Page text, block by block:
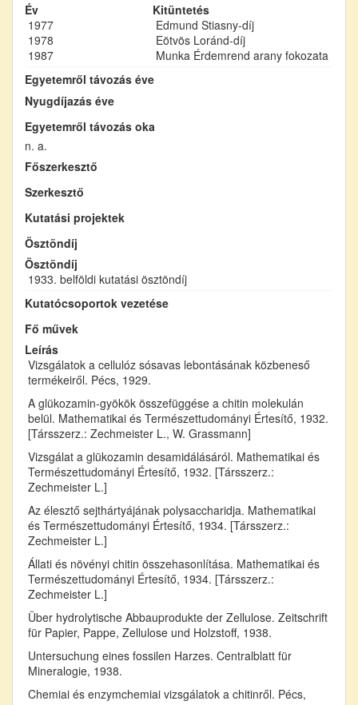
Év
Kitüntetés
1977
Edmund Stiasny-díj
1978
Eötvös Loránd-díj
1987
Munka Érdemrend arany fokozata
Egyetemről távozás éve
Nyugdíjazás éve
Egyetemről távozás oka
n. a.
Főszerkesztő
Szerkesztő
Kutatási projektek
Ösztöndíj
Ösztöndíj
1933. belföldi kutatási ösztöndíj
Kutatócsoportok vezetése
Fő művek
Leírás
Vizsgálatok a cellulóz sósavas lebontásának közbeneső
termékeiről. Pécs, 1929.
A glükozamin-gyökök összefüggése a chitin molekulán
belül. Mathematikai és Természettudományi Értesítő, 1932.
[Társszerz.: Zechmeister L., W. Grassmann]
Vizsgálat a glükozamin desamidálásáról. Mathematikai és
Természettudományi Értesítő, 1932. [Társszerz.:
Zechmeister L.]
Az élesztő sejthártyájának polysaccharidja. Mathematikai
és Természettudományi Értesítő, 1934. [Társszerz.:
Zechmeister L.]
Állati és növényi chitin összehasonlítása. Mathematikai és
Természettudományi Értesítő, 1934. [Társszerz.:
Zechmeister L.]
Über hydrolytische Abbauprodukte der Zellulose. Zeitschrift
für Papier, Pappe, Zellulose und Holzstoff, 1938.
Untersuchung eines fossilen Harzes. Centralblatt für
Mineralogie, 1938.
Chemiai és enzymchemiai vizsgálatok a chitinről. Pécs,